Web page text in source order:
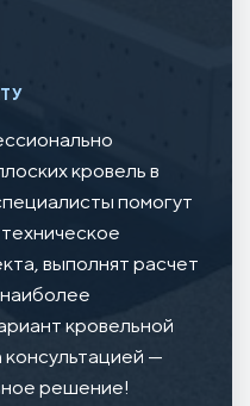
кровель в
помогут
выполнят расчет
кровельной
—
решение!